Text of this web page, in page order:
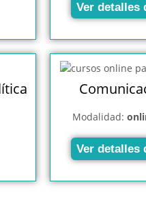
Ver detalles
Modalidad:
Ver detalles